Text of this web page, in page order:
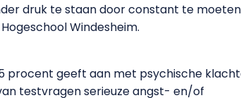
druk te staan door constant te
Windesheim.
procent geeft aan met psychische
testvragen serieuze angst- en/of